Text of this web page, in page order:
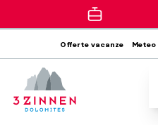
Offerte vacanze Meteo